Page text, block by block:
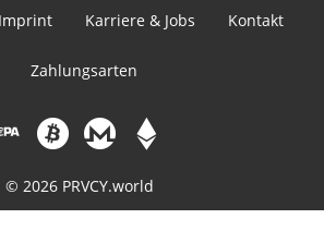
Imprint Karriere & Jobs Kontakt
Zahlungsarten
© 2026 PRVCY.world